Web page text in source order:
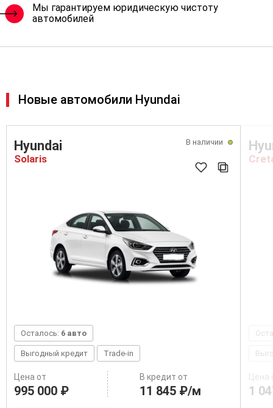
Мы гарантируем юридическую чистоту
автомобилей
Новые автомобили Hyundai
В наличии
Hyundai
Solaris
Осталось: 6 авто
Выгодный кредит Trade-in
Цена от
995 000 ₽
В кредит от
11 845 ₽/м
Цена
1